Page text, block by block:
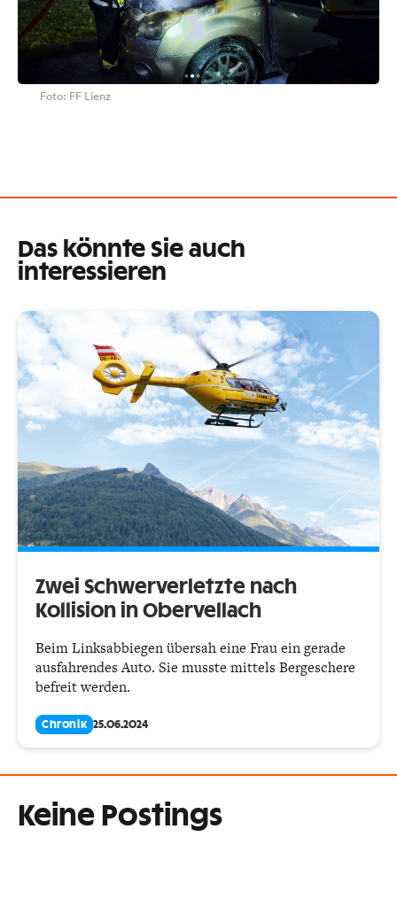
Foto: FF Lienz
Das könnte Sie auch
interessieren
Zwei Schwerverletzte nach
Kollision in Obervellach
Beim Linksabbiegen übersah eine Frau ein gerade
ausfahrendes Auto. Sie musste mittels Bergeschere
befreit werden.
Chronik 25.06.2024
Keine Postings